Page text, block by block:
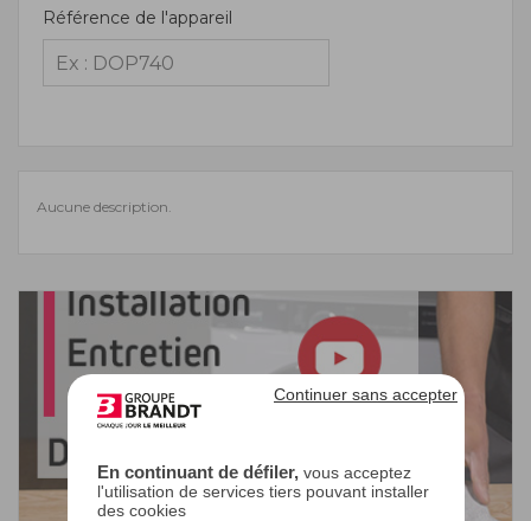
En continuant de défiler,vous acceptez
l'utilisation de services tiers pouvant installer
des cookies
Continuer sans accepter
Référence de l'appareil
Aucune description.